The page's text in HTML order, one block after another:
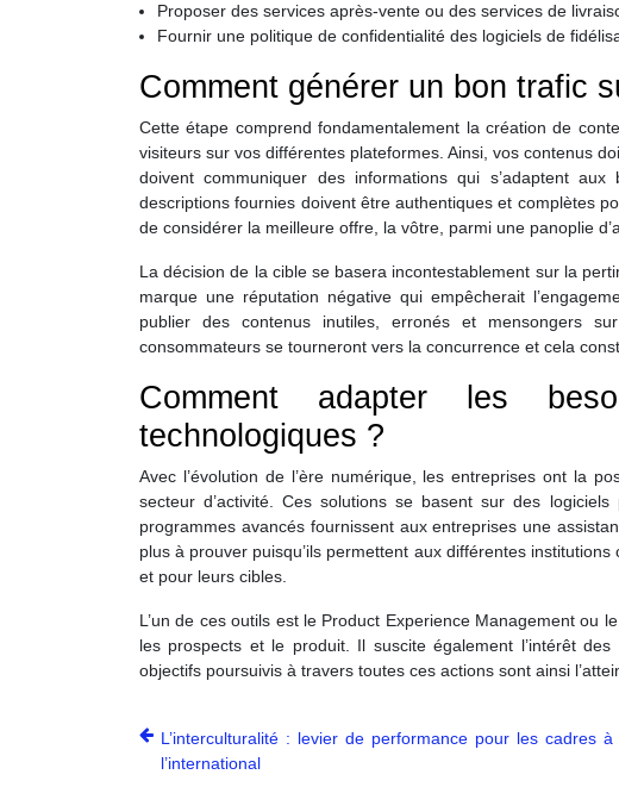
Proposer des services après-vente ou des services de
Fournir une politique de confidentialité des logiciels de
Comment générer un bon trafic
Cette étape comprend fondamentalement la création de
visiteurs sur vos différentes plateformes. Ainsi, vos contenus
doivent communiquer des informations qui s’adaptent
descriptions fournies doivent être authentiques et complètes
de considérer la meilleure offre, la vôtre, parmi une panoplie
La décision de la cible se basera incontestablement sur la
marque une réputation négative qui empêcherait
publier des contenus inutiles, erronés et mensongers
consommateurs se tourneront vers la concurrence et cela
Comment adapter les
technologiques ?
Avec l’évolution de l’ère numérique, les entreprises ont la
secteur d’activité. Ces solutions se basent sur des
programmes avancés fournissent aux entreprises une
plus à prouver puisqu’ils permettent aux différentes
et pour leurs cibles.
L’un de ces outils est le Product Experience Management ou
les prospects et le produit. Il suscite également l’intérêt
objectifs poursuivis à travers toutes ces actions sont ainsi
L’interculturalité : levier de performance pour les cadres à
l’international